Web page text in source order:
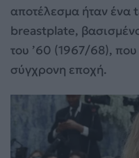
αποτέλεσμα ήταν ένα
breastplate,
του ’60 (1967/68),
σύγχρονη εποχή.